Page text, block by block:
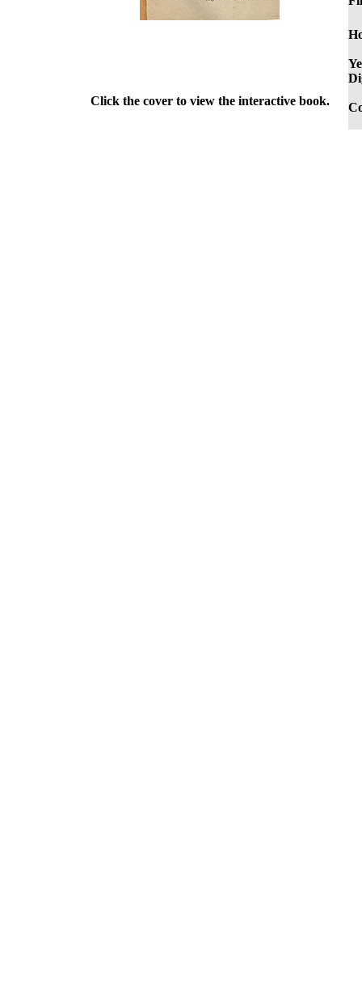
Click the cover to view the interactive book.